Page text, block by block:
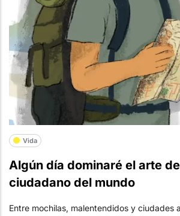
Vida
Algún día dominaré el arte
ciudadano del mundo
Entre mochilas, malentendidos y ciudades